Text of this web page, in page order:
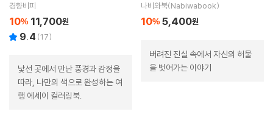
경향비피
10% 11,700원
9.4 (17)
낯선 곳에서 만난 풍경과 감정을
따라, 나만의 색으로 완성하는 여
행 에세이 컬러링북.
나비와북(Nabiwabook)
10% 5,400원
버려진 진실 속에서 자신의 허물
을 벗어가는 이야기